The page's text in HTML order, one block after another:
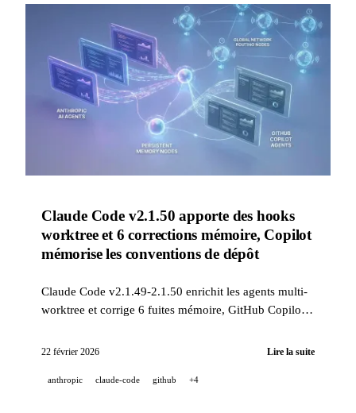
Claude Code v2.1.50 apporte des hooks
worktree et 6 corrections mémoire, Copilot
mémorise les conventions de dépôt
Claude Code v2.1.49-2.1.50 enrichit les agents multi-
worktree et corrige 6 fuites mémoire, GitHub Copilot
ElevenLabs réduit la latence TTS de 40% le 22 février
22 février 2026 Lire la suite
anthropic claude-code github +4